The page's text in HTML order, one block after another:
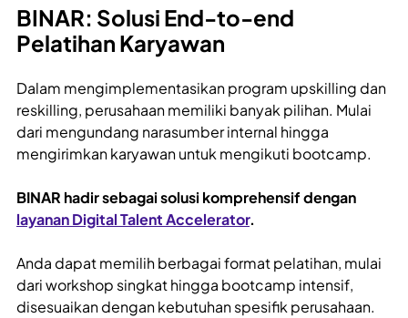
BINAR: Solusi End-to-end
Pelatihan Karyawan
Dalam mengimplementasikan program upskilling dan
reskilling, perusahaan memiliki banyak pilihan. Mulai
dari mengundang narasumber internal hingga
mengirimkan karyawan untuk mengikuti bootcamp.
BINAR hadir sebagai solusi komprehensif dengan
layanan Digital Talent Accelerator.
Anda dapat memilih berbagai format pelatihan, mulai
dari workshop singkat hingga bootcamp intensif,
disesuaikan dengan kebutuhan spesifik perusahaan.